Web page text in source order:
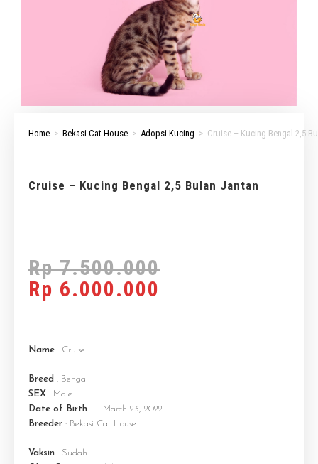
Home > Bekasi Cat House > Adopsi Kucing > Cruise – Kucing Bengal 2,5
Cruise – Kucing Bengal 2,5 Bulan Jantan
Rp7.500.000
Rp 6.000.000
Name : Cruise
Breed : Bengal
SEX : Male
Date of Birth : March 23, 2022
Breeder : Bekasi Cat House
Vaksin : Sudah